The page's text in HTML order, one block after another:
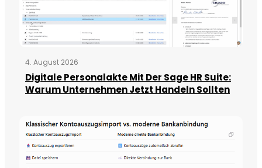
4. August 2026
Digitale Personalakte Mit Der Sage HR Suite:
Warum Unternehmen Jetzt Handeln Sollten